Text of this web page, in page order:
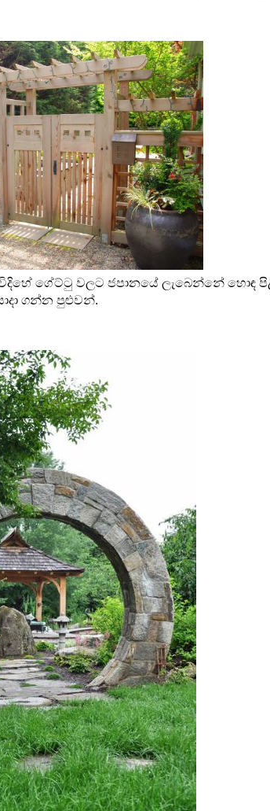
විදිහේ ගේට්ටු වලට ජපානයේ ලැබෙන්නේ
ගන්න පුළුවන්.